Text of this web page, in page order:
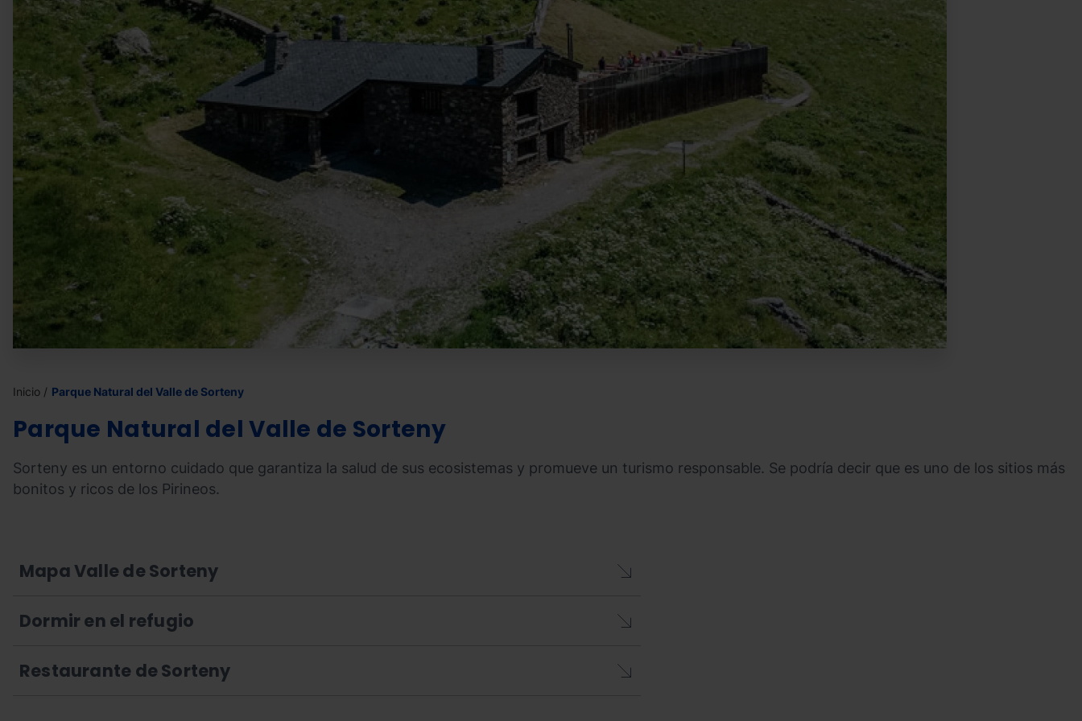
Inicio Parque Natural del Valle de Sorteny
Parque Natural del Valle de Sorteny
Sorteny es un entorno cuidado que garantiza la salud de sus ecosistemas y promueve un turismo responsable. Se podría decir que es uno de los sitios más
bonitos y ricos de los Pirineos.
Mapa Valle de Sorteny
Dormir en el refugio
Restaurante de Sorteny